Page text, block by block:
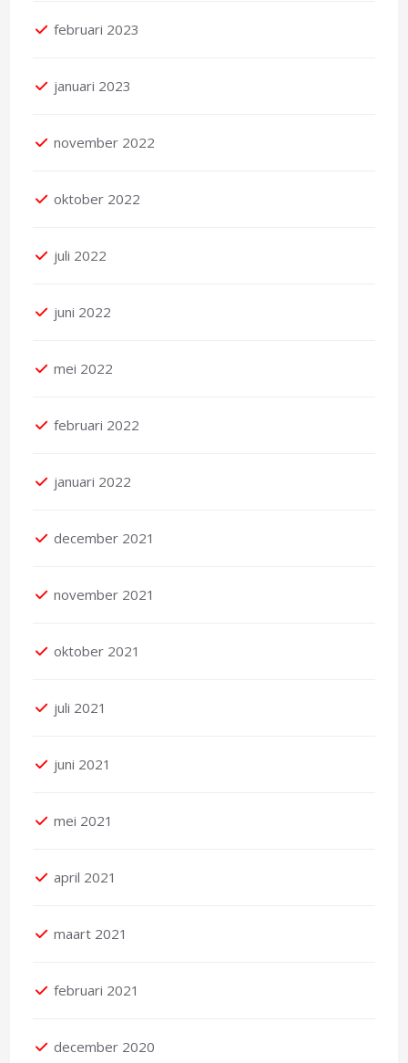
februari 2023
januari 2023
november 2022
oktober 2022
juli 2022
juni 2022
mei 2022
februari 2022
januari 2022
december 2021
november 2021
oktober 2021
juli 2021
juni 2021
mei 2021
april 2021
maart 2021
februari 2021
december 2020